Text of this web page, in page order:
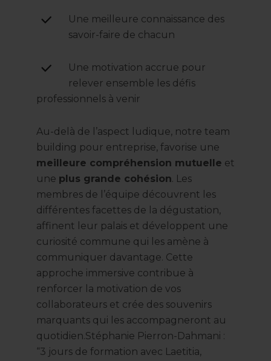
Une meilleure connaissance des
savoir-faire de chacun
Une motivation accrue pour
relever ensemble les défis
professionnels à venir
Au-delà de l’aspect ludique, notre team
building pour entreprise, favorise une
meilleure compréhension mutuelle et
une plus grande cohésion. Les
membres de l’équipe découvrent les
différentes facettes de la dégustation,
affinent leur palais et développent une
curiosité commune qui les amène à
communiquer davantage. Cette
approche immersive contribue à
renforcer la motivation de vos
collaborateurs et crée des souvenirs
marquants qui les accompagneront au
quotidien.Stéphanie Pierron-Dahmani :
“3 jours de formation avec Laetitia,